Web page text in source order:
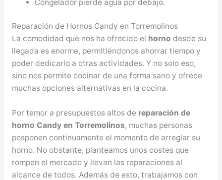
Congelador pierde agua por debajo.
Reparación de Hornos Candy en Torremolinos
La comodidad que nos ha ofrecido el horno desde su
llegada es enorme, permitiéndonos ahorrar tiempo y
poder dedicarlo a otras actividades. Y no solo eso,
sino nos permite cocinar de una forma sano y ofrece
muchas opciones alternativas en la cocina.
Por temor a presupuestos altos de reparación de
horno Candy en Torremolinos, muchas personas
posponen continuamente el momento de arreglar su
horno. No obstante, planteamos unos costes que
rompen el mercado y llevan las reparaciones al
alcance de todos. Además de esto, trabajamos con